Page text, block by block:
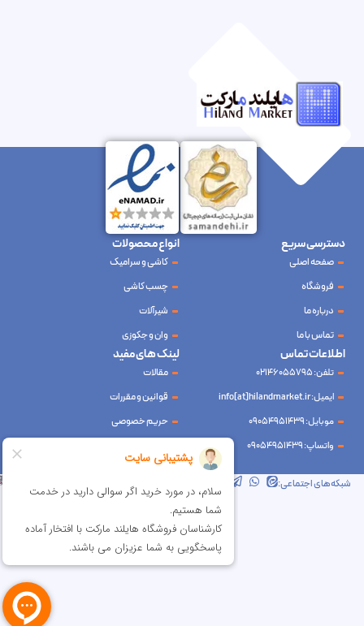
شبکه‌های اجتماعی: ابرسرور
دسترسی سریع
صفحه اصلی
فروشگاه
درباره ما
تماس با ما
انواع محصولات
کاشی و سرامیک
چسب کاشی
شیرآلات
وان و جکوزی
لینک های مفید
مقالات
قوانین و مقررات
حریم خصوصی
اطلاعات تماس
تلفن: 02146055795
ایمیل: info[at]hilandmarket.ir
موبایل: 09054951439
واتساپ: 09054951439